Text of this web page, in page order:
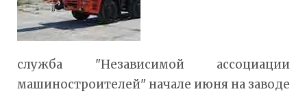
служба "Независимой ассоциации
машиностроителей" начале июня на заводе